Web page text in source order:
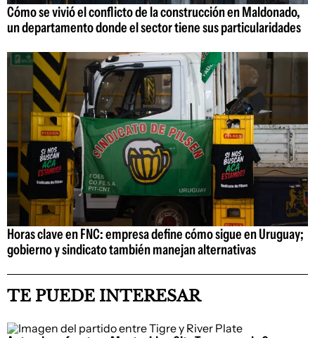
Cómo se vivió el conflicto de la construcción en Maldonado,
un departamento donde el sector tiene sus particularidades
Horas clave en FNC: empresa define cómo sigue en Uruguay;
gobierno y sindicato también manejan alternativas
TE PUEDE INTERESAR